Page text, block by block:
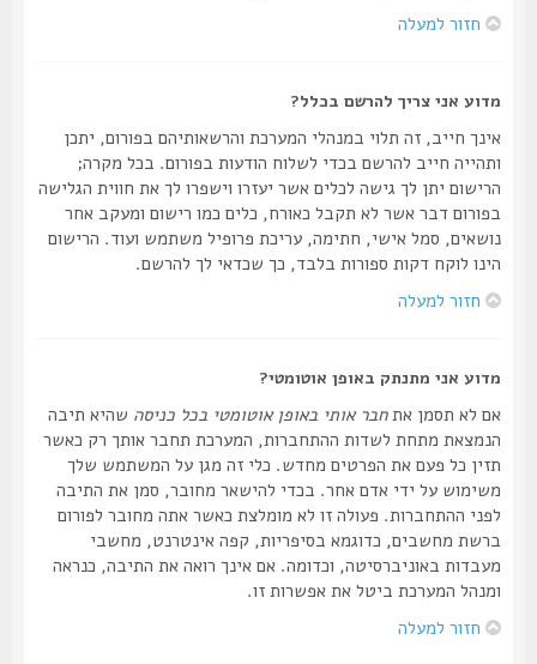
חזור למעלה
מדוע אני צריך להרשם בכלל?
אינך חייב, זה תלוי במנהלי המערכת והרשאותיהם בפורום, יתכן
ותהייה חייב להרשם בכדי לשלוח הודעות בפורום. בכל מקרה;
הרישום יתן לך גישה לכלים אשר יעזרו וישפרו לך את חווית הגלישה
בפורום דבר אשר לא תקבל כאורח, כלים כמו רישום ומעקב אחר
נושאים, סמל אישי, חתימה, עריכת פרופיל משתמש ועוד. הרישום
הינו לוקח דקות ספורות בלבד, כך שכדאי לך להרשם.
חזור למעלה
מדוע אני מתנתק באופן אוטומטי?
אם לא תסמן אתחבר אותי באופן אוטומטי בכל כניסהשהיא תיבה
הנמצאת מתחת לשדות ההתחברות, המערכת תחבר אותך רק כאשר
תזין כל פעם את הפרטים מחדש. כלי זה מגן על המשתמש שלך
משימוש על ידי אדם אחר. בכדי להישאר מחובר, סמן את התיבה
לפני ההתחברות. פעולה זו לא מומלצת כאשר אתה מחובר לפורום
ברשת מחשבים, כדוגמא בסיפריות, קפה אינטרנט, מחשבי
מעבדות באוניברסיטה, וכדומה. אם אינך רואה את התיבה, כנראה
ומנהל המערכת ביטל את אפשרות זו.
חזור למעלה